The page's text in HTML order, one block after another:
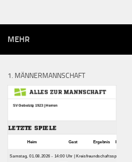
MEHR
1. MÄNNERMANNSCHAFT